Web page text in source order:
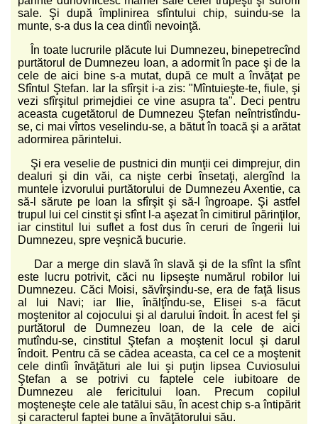
sale. Şi după împlinirea sfîntului chip, suindu-se la
munte, s-a dus la cea dintîi nevoinţă.
În toate lucrurile plăcute lui Dumnezeu, binepetrecînd
purtătorul de Dumnezeu Ioan, a adormit în pace şi de la
cele de aici bine s-a mutat, după ce mult a învăţat pe
Sfîntul Ştefan. Iar la sfîrşit i-a zis: "Mîntuieşte-te, fiule, şi
vezi sfîrşitul primejdiei ce vine asupra ta". Deci pentru
aceasta cugetătorul de Dumnezeu Ştefan neîntristîndu-
se, ci mai vîrtos veselindu-se, a bătut în toacă şi a arătat
adormirea părintelui.
Şi era veselie de pustnici din munţii cei dimprejur, din
dealuri şi din văi, ca nişte cerbi însetaţi, alergînd la
muntele izvorului purtătorului de Dumnezeu Axentie, ca
să-l sărute pe Ioan la sfîrşit şi să-l îngroape. Şi astfel
trupul lui cel cinstit şi sfînt l-a aşezat în cimitirul părinţilor,
iar cinstitul lui suflet a fost dus în ceruri de îngerii lui
Dumnezeu, spre veşnică bucurie.
Dar a merge din slavă în slavă şi de la sfînt la sfînt
este lucru potrivit, căci nu lipseşte numărul robilor lui
Dumnezeu. Căci Moisi, săvîrşindu-se, era de faţă Iisus
al lui Navi; iar Ilie, înălţîndu-se, Elisei s-a făcut
moştenitor al cojocului şi al darului îndoit. În acest fel şi
purtătorul de Dumnezeu Ioan, de la cele de aici
mutîndu-se, cinstitul Ştefan a moştenit locul şi darul
îndoit. Pentru că se cădea aceasta, ca cel ce a moştenit
cele dintîi învăţături ale lui şi puţin lipsea Cuviosului
Ştefan a se potrivi cu faptele cele iubitoare de
Dumnezeu ale fericitului Ioan. Precum copilul
moşteneşte cele ale tatălui său, în acest chip s-a întipărit
şi caracterul faptei bune a învăţătorului său.